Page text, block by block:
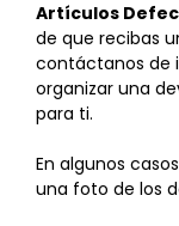
Artículos
de que recibas
contáctanos de
organizar una
para ti.
En algunos
una foto de los